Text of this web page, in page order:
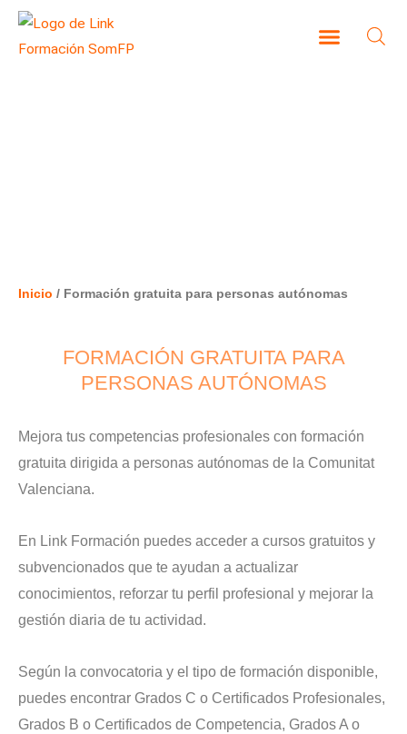
Inicio / Formación gratuita para personas autónomas
FORMACIÓN GRATUITA PARA
PERSONAS AUTÓNOMAS
Mejora tus competencias profesionales con formación
gratuita dirigida a personas autónomas de la Comunitat
Valenciana.
En Link Formación puedes acceder a cursos gratuitos y
subvencionados que te ayudan a actualizar
conocimientos, reforzar tu perfil profesional y mejorar la
gestión diaria de tu actividad.
Según la convocatoria y el tipo de formación disponible,
puedes encontrar Grados C o Certificados Profesionales,
Grados B o Certificados de Competencia, Grados A o